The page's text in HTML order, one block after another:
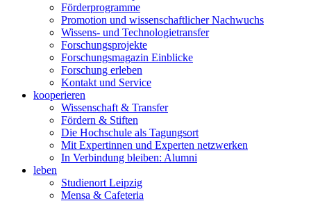
Förderprogramme
Promotion und wissenschaftlicher Nachwuchs
Wissens- und Technologietransfer
Forschungsprojekte
Forschungsmagazin Einblicke
Forschung erleben
Kontakt und Service
kooperieren
Wissenschaft & Transfer
Fördern & Stiften
Die Hochschule als Tagungsort
Mit Expertinnen und Experten netzwerken
In Verbindung bleiben: Alumni
leben
Studienort Leipzig
Mensa & Cafeteria